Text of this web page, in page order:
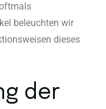
beleuchten wir
dieses
der